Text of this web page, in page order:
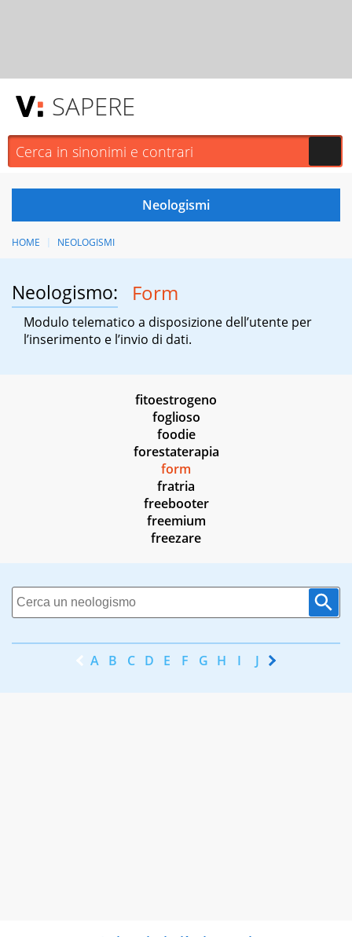
SAPERE
HOME NEOLOGISMI
Neologismo: Form
Modulo telematico a disposizione dell’utente per
l’inserimento e l’invio di dati.
fitoestrogeno
foglioso
foodie
forestaterapia
form
fratria
freebooter
freemium
freezare
A B C D E F G H I J K